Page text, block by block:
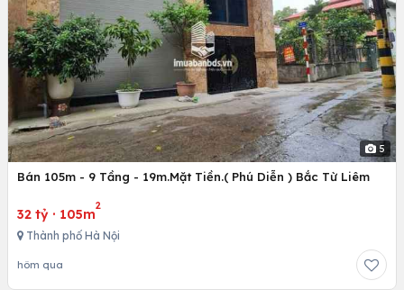
5
Bán 105m - 9 Tầng - 19m.Mặt Tiền.( Phú Diễn ) Bắc Từ Liêm
32 tỷ · 105m
2
Thành phố Hà Nội
hôm qua